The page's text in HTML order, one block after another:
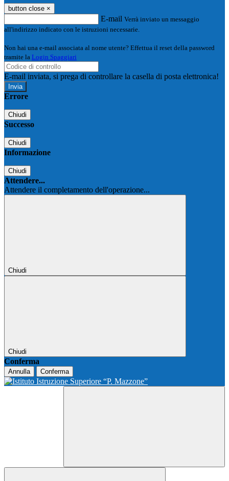
button close ×
E-mail Verrà inviato un messaggio
all'indirizzo indicato con le istruzioni necessarie.
Non hai una e-mail associata al nome utente? Effettua il reset della password
tramite la Login Spaggiari
E-mail inviata, si prega di controllare la casella di posta elettronica!
Errore
Chiudi
Successo
Chiudi
Informazione
Chiudi
Attendere...
Attendere il completamento dell'operazione...
Chiudi
Chiudi
Conferma
Annulla Conferma